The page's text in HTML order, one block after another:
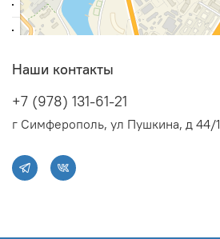
Максимальный расход
воздуха, м3/час
R32
Макс. поддерживаемая
50
Мин. поддерживаемая
Наши контакты
+7 (978) 131-61-21
г Симферополь, ул Пушкина, д 44/1